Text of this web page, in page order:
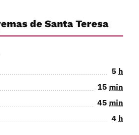
de Santa Teresa
5 h
15 min
45 min
4 h